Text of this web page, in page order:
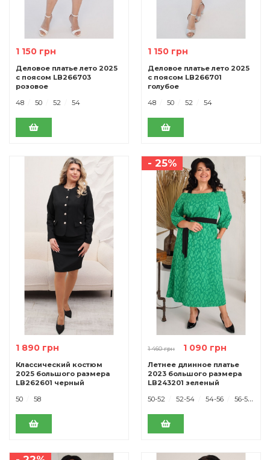
1 150 грн
Деловое платье лето 2025
с поясом LB266703
розовое
48
50 52 54
1 150 грн
Деловое платье лето 2025
с поясом LB266701
голубое
48
50 52 54
1 890 грн
Классический костюм
2025 большого размера
LB262601 черный
50
58
- 25%
1 460 грн 1 090 грн
Летнее длинное платье
2023 большого размера
LB243201 зеленый
50-52
52-54 54-56 56-58